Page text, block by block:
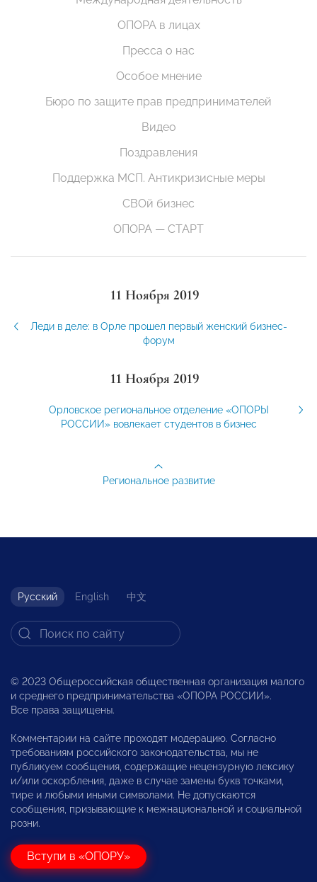
ОПОРА в лицах
Пресса о нас
Особое мнение
Бюро по защите прав предпринимателей
Видео
Поздравления
Поддержка МСП. Антикризисные меры
СВОй бизнес
ОПОРА — СТАРТ
11 Ноября 2019
Леди в деле: в Орле прошел первый женский бизнес-
форум
11 Ноября 2019
Орловское региональное отделение «ОПОРЫ
РОССИИ» вовлекает студентов в бизнес
Региональное развитие
Русский English 中文
© 2023 Общероссийская общественная организация малого
и среднего предпринимательства «ОПОРА РОССИИ».
Все права защищены.
Комментарии на сайте проходят модерацию. Согласно
требованиям российского законодательства, мы не
публикуем сообщения, содержащие нецензурную лексику
и/или оскорбления, даже в случае замены букв точками,
тире и любыми иными символами. Не допускаются
сообщения, призывающие к межнациональной и социальной
розни.
Вступи в «ОПОРУ»